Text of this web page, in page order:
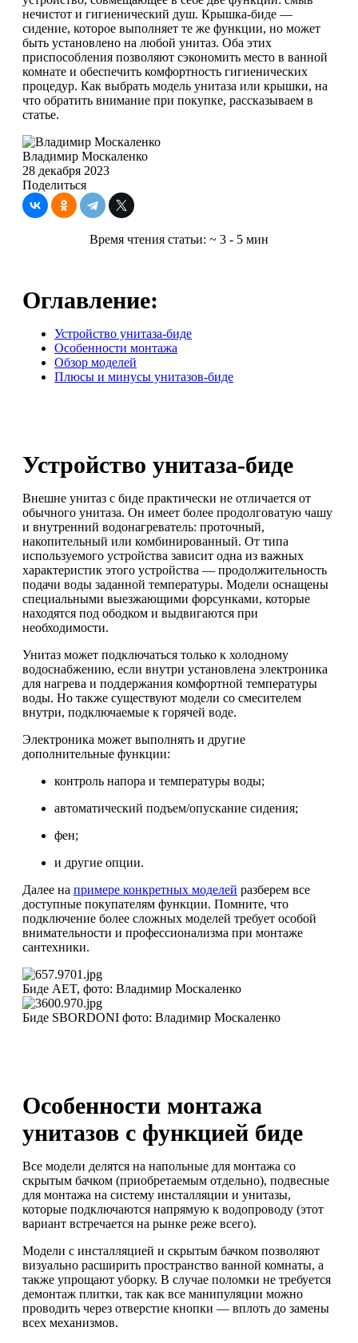
нечистот и гигиенический душ. Крышка-биде —
сидение, которое выполняет те же функции, но может
быть установлено на любой унитаз. Оба этих
приспособления позволяют сэкономить место в ванной
комнате и обеспечить комфортность гигиенических
процедур. Как выбрать модель унитаза или крышки, на
что обратить внимание при покупке, рассказываем в
статье.
Владимир Москаленко
28 декабря 2023
Поделиться
Время чтения статьи: ~ 3 - 5 мин
Оглавление:
Устройство унитаза-биде
Особенности монтажа
Обзор моделей
Плюсы и минусы унитазов-биде
Устройство унитаза-биде
Внешне унитаз с биде практически не отличается от
обычного унитаза. Он имеет более продолговатую чашу
и внутренний водонагреватель: проточный,
накопительный или комбинированный. От типа
используемого устройства зависит одна из важных
характеристик этого устройства — продолжительность
подачи воды заданной температуры. Модели оснащены
специальными выезжающими форсунками, которые
находятся под ободком и выдвигаются при
необходимости.
Унитаз может подключаться только к холодному
водоснабжению, если внутри установлена электроника
для нагрева и поддержания комфортной температуры
воды. Но также существуют модели со смесителем
внутри, подключаемые к горячей воде.
Электроника может выполнять и другие
дополнительные функции:
контроль напора и температуры воды;
автоматический подъем/опускание сидения;
фен;
и другие опции.
Далее на примере конкретных моделей разберем все
доступные покупателям функции. Помните, что
подключение более сложных моделей требует особой
внимательности и профессионализма при монтаже
сантехники.
Биде AET, фото: Владимир Москаленко
Биде SBORDONI фото: Владимир Москаленко
Особенности монтажа
унитазов с функцией биде
Все модели делятся на напольные для монтажа со
скрытым бачком (приобретаемым отдельно), подвесные
для монтажа на систему инсталляции и унитазы,
которые подключаются напрямую к водопроводу (этот
вариант встречается на рынке реже всего).
Модели с инсталляцией и скрытым бачком позволяют
визуально расширить пространство ванной комнаты, а
также упрощают уборку. В случае поломки не требуется
демонтаж плитки, так как все манипуляции можно
проводить через отверстие кнопки — вплоть до замены
всех механизмов.